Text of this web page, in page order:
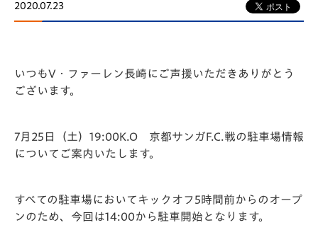
2020.07.23
いつもV・ファーレン長崎にご声援いただきありがとう
ございます。
7月25日（土）19:00K.O 京都サンガF.C.戦の駐車場情報
についてご案内いたします。
すべての駐車場においてキックオフ5時間前からのオープ
ンのため、今回は14:00から駐車開始となります。